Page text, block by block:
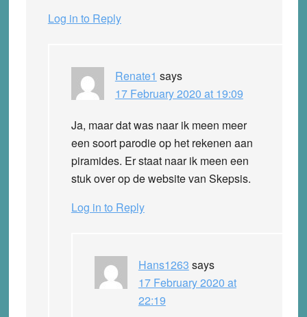
Log in to Reply
Renate1 says
17 February 2020 at 19:09
Ja, maar dat was naar ik meen meer
een soort parodie op het rekenen aan
piramides. Er staat naar ik meen een
stuk over op de website van Skepsis.
Log in to Reply
Hans1263 says
17 February 2020 at
22:19